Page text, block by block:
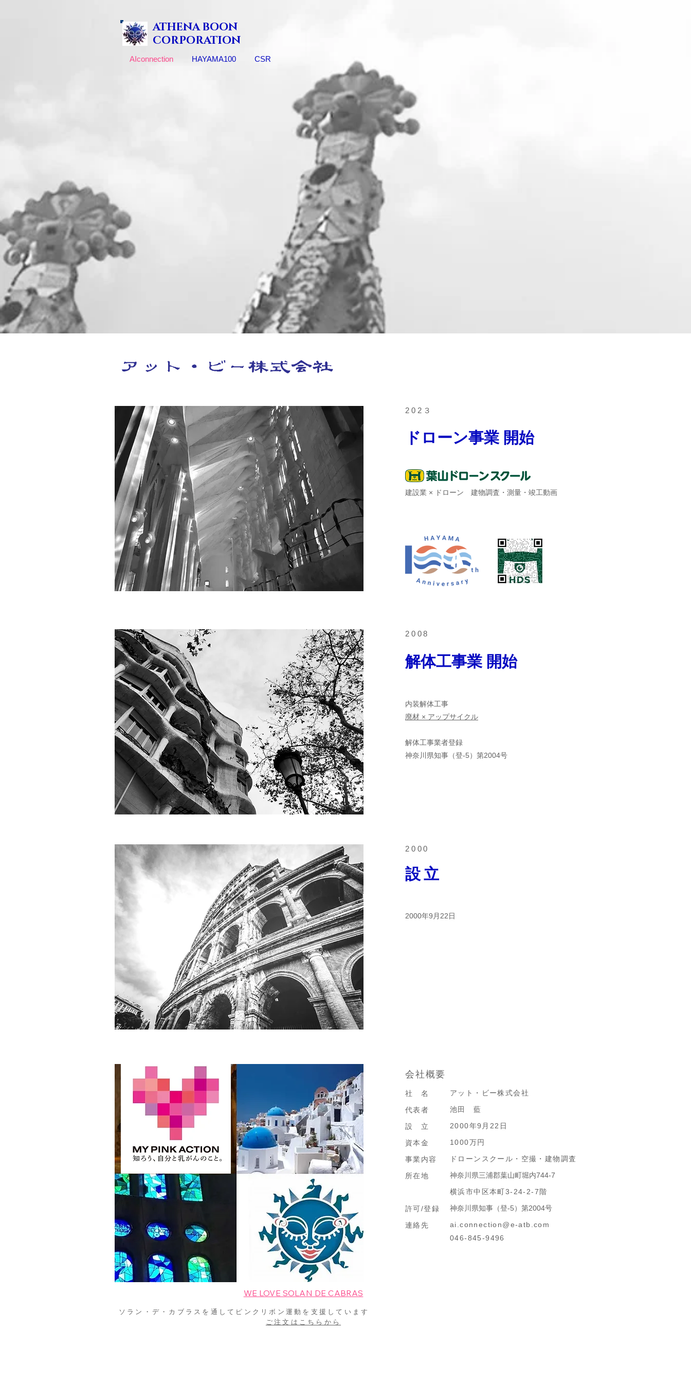
ATHENA BOON
CORPORATION
AIconnection HAYAMA100 CSR
202３
ドローン事業 開始
建設業 × ドローン 建物調査・測量・竣工動画
2008
解体工事業 開始
内装解体工事
​廃材 × アップサイクル
解体工事業者登録
神奈川県知事（登-5）第2004号
2000
​設立
2000年9月22日
WE LOVE SOLAN DE CABRAS
ソラン・デ・カブラスを通してピンクリボン運動を支援しています
ご注文はこちらから
会社概要
社 名
代表者
設 立
資本金
事業内容
所在地
許可/登録
連絡先
アット・ビー株式会社
池田 藍
2000​年9月22日
1000万円
ドローンスクール​・空撮・建物調査
​神奈川県三浦郡葉山町堀内744-7​
横浜市中区本町3-24-2-7階
神奈川県知事（登-5）第2004号
ai.connection@e-atb.com
046-845-9496